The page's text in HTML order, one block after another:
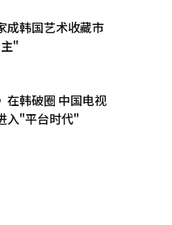
成韩国艺术收藏市
"
在韩破圈 中国电视
入"平台时代"